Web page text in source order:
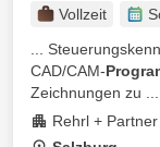
Vollzeit
...
CAD/CAM-
Zeichnungen zu ...
Rehrl +